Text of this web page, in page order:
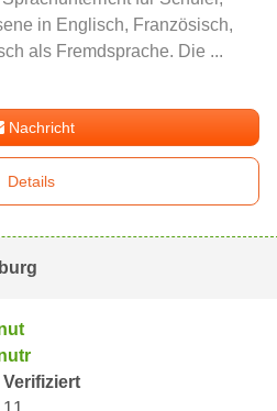
in Englisch, Französisch,
als Fremdsprache. Die ...
Nachricht
Details
Verifiziert